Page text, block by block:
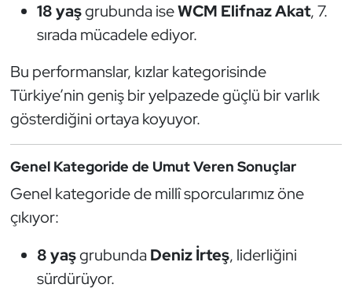
18 yaşgrubunda iseWCM Elifnaz Akat, 7.
sırada mücadele ediyor.
Bu performanslar, kızlar kategorisinde
Türkiye’nin geniş bir yelpazede güçlü bir varlık
gösterdiğini ortaya koyuyor.
Genel Kategoride de Umut Veren Sonuçlar
Genel kategoride de millî sporcularımız öne
çıkıyor:
8 yaşgrubunda Deniz İrteş, liderliğini
sürdürüyor.
Kick Boks
Masa Tenisi
Motor Sporları
Muay Thai
Okçuluk